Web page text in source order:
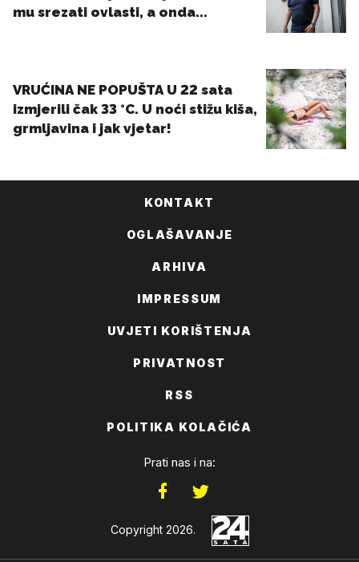
KONTAKT
OGLAŠAVANJE
ARHIVA
IMPRESSUM
UVJETI KORIŠTENJA
PRIVATNOST
RSS
POLITIKA KOLAČIĆA
Prati nas i na:
Copyright 2026.